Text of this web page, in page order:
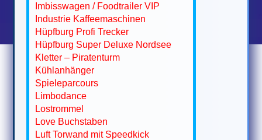
Imbisswagen / Foodtrailer VIP
Industrie Kaffeemaschinen
Hüpfburg Profi Trecker
Hüpfburg Super Deluxe Nordsee
Kletter – Piratenturm
Kühlanhänger
Spieleparcours
Limbodance
Lostrommel
Love Buchstaben
Luft Torwand mit Speedkick